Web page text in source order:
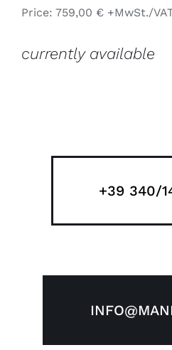
Price: 759,00 € +MwSt./
currently available
+39 340/